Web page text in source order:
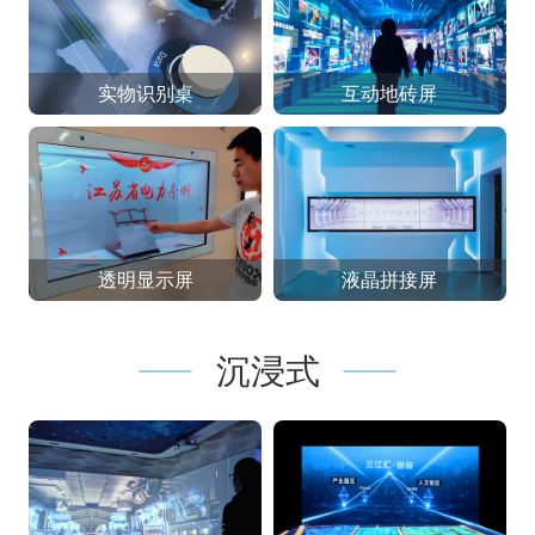
实物识别桌 互动地砖屏
透明显示屏 液晶拼接屏
沉浸式